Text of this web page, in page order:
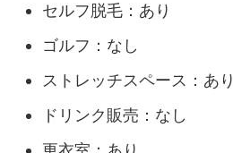
セルフ脱毛：あり
ゴルフ：なし
ストレッチスペース：あり
ドリンク販売：なし